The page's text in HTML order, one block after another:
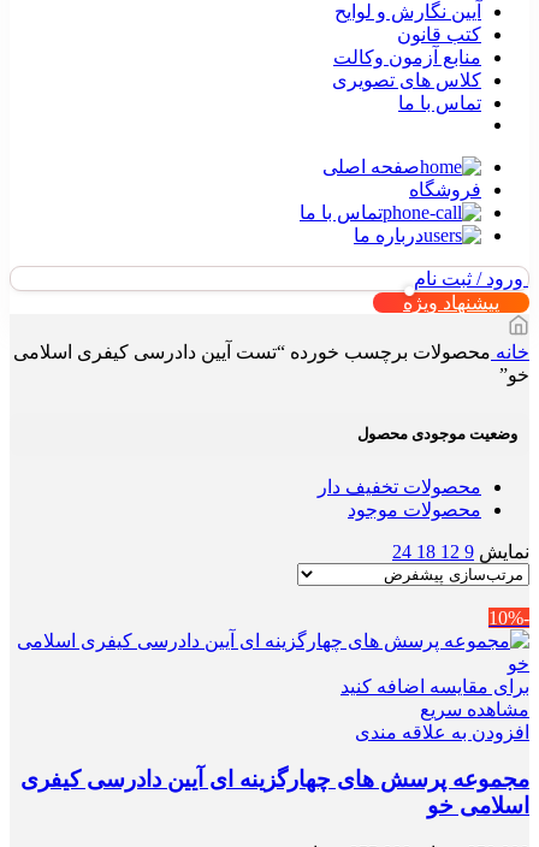
آیین نگارش و لوایح
کتب قانون
منابع آزمون وکالت
کلاس های تصویری
تماس با ما
صفحه اصلی
فروشگاه
تماس با ما
درباره ما
ورود / ثبت نام
پیشنهاد ویژه
خانه محصولات برچسب خورده “تست آیین دادرسی کیفری اسلامی
خو”
وضعیت موجودی محصول
محصولات تخفیف دار
محصولات موجود
نمایش 9
12
18
24
-10%
برای مقایسه اضافه کنید
مشاهده سریع
افزودن به علاقه مندی
مجموعه پرسش های چهارگزینه ای آیین دادرسی کیفری
اسلامی خو